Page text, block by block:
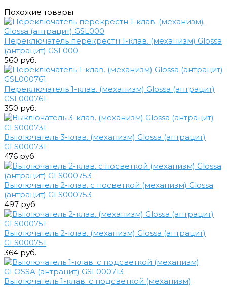
Похожие товары
Переключатель перекрестн 1-клав. (механизм) Glossa
(антрацит) GSL000
560 руб.
Переключатель 1-клав. (механизм) Glossa (антрацит)
GSL000761
350 руб.
Выключатель 3-клав. (механизм) Glossa (антрацит)
GLS000731
476 руб.
Выключатель 2-клав. с посветкой (механизм) Glossa
(антрацит) GLS000753
497 руб.
Выключатель 2-клав. (механизм) Glossa (антрацит)
GLS000751
364 руб.
Выключатель 1-клав. с подсветкой (механизм)